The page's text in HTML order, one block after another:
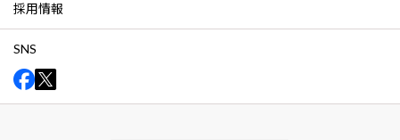
採用情報
SNS